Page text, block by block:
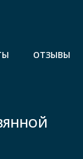
ОТЗЫВЫ